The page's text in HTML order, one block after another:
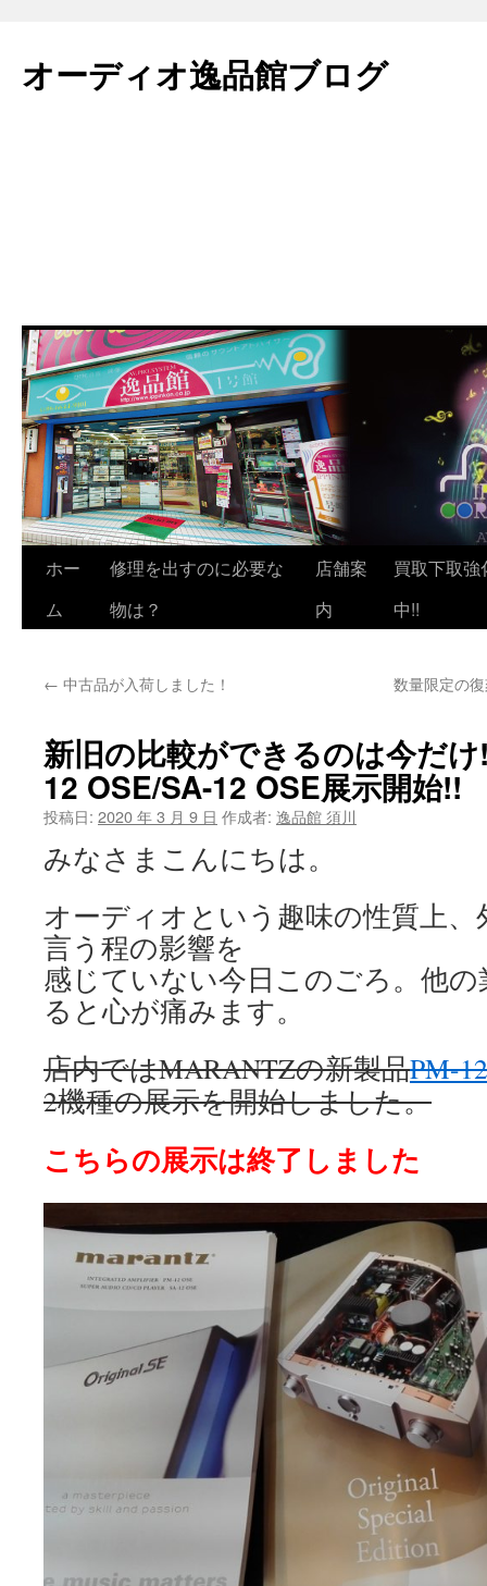
テ
ン
オーディオ逸品館ブログ
ホー
ム
修理を出すのに必要な
物は？
店舗案
内
買取下取強
中!!
← 中古品が入荷しました！ 数量限定の
新旧の比較ができるのは今だ
12 OSE/SA-12 OSE展示開始!!
投稿日: 2020 年 3 月 9 日 作成者: 逸品館 須川
みなさまこんにちは。
オーディオという趣味の性質上
言う程の影響を
感じていない今日このごろ。他
ると心が痛みます。
店内ではMARANTZの新製品PM-
2機種の展示を開始しました。
こちらの展示は終了しました